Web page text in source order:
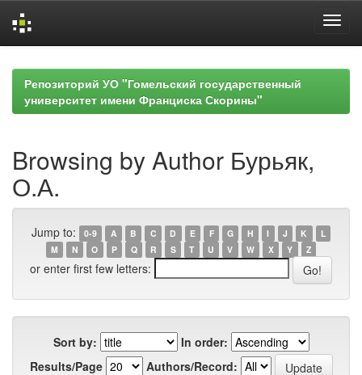
navigationРепозиторий УО "Гомельский государственный
университет имени Франциска Скорины"
Browsing by Author Бурьяк,
О.А.
Jump to: 0-9 A B C D E F G H I J K
L
M
N O P Q R S T U V W X Y Z
or enter first few letters:
Sort by:
In order:
Results/Page
Authors/Record: